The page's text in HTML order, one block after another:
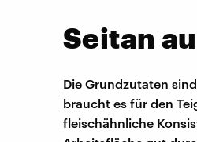
Seitan
Die Grundzutaten
braucht es für den
fleischähnliche